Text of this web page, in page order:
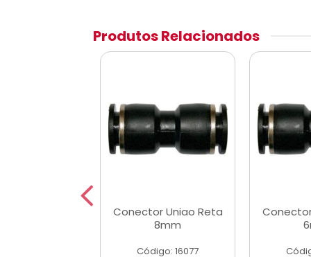
Produtos Relacionados
Conector Uniao Reta
8mm
Código: 16077